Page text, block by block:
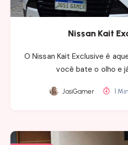
Nissan Kait
O Nissan Kait Exclusive é
você bate o olho e
JosiGamer 1